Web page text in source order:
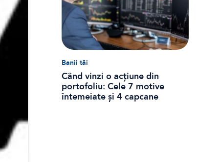
Banii tăi
Când vinzi o acțiune din
portofoliu: Cele 7 motive
întemeiate și 4 capcane